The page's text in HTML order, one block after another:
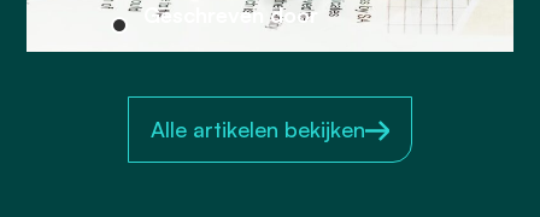
Geschreven door
Alle artikelen bekijken